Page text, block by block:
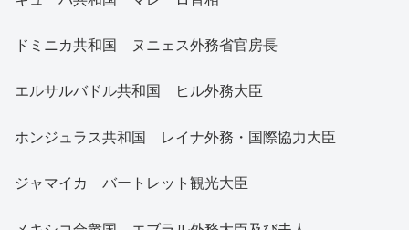
ドミニカ共和国 ヌニェス外務省官房長
エルサルバドル共和国 ヒル外務大臣
ホンジュラス共和国 レイナ外務・国際協力大臣
ジャマイカ バートレット観光大臣